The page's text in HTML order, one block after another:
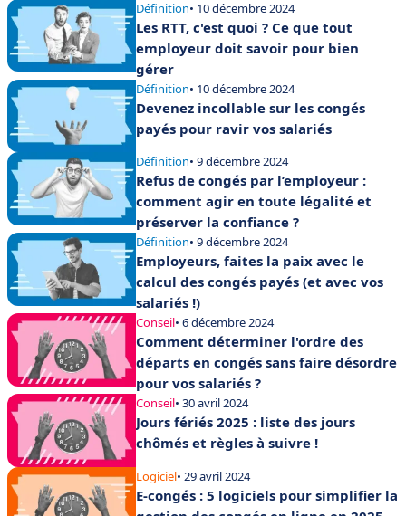
Définition• 10 décembre 2024
Les RTT, c'est quoi ? Ce que tout
employeur doit savoir pour bien
gérer
Définition• 10 décembre 2024
Devenez incollable sur les congés
payés pour ravir vos salariés
Définition• 9 décembre 2024
Refus de congés par l’employeur :
comment agir en toute légalité et
préserver la confiance ?
Définition• 9 décembre 2024
Employeurs, faites la paix avec le
calcul des congés payés (et avec vos
salariés !)
Conseil• 6 décembre 2024
Comment déterminer l'ordre des
départs en congés sans faire désordre
pour vos salariés ?
Conseil• 30 avril 2024
Jours fériés 2025 : liste des jours
chômés et règles à suivre !
Logiciel• 29 avril 2024
E-congés : 5 logiciels pour simplifier la